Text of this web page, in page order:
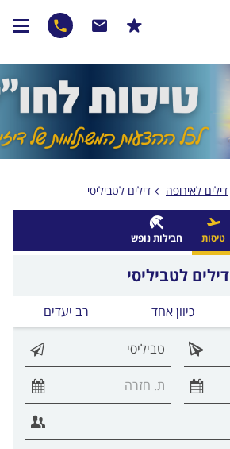
דילים לאירופה דילים לטביליסי
טיסות חבילות נופש
דילים לטביליסי
כיוון אחד רב יעדים